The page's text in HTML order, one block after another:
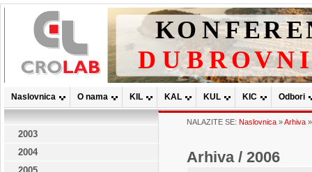
Naslovnica O nama KIL KAL KUL KIC Odbori
2003
2004
NALAZITE SE: Naslovnica »Arhiva
Arhiva / 2006